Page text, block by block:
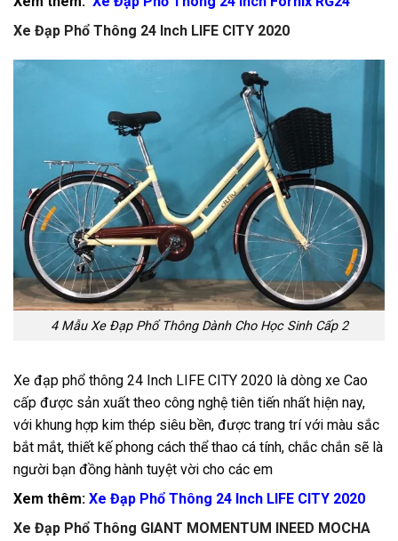
Xe Đạp Phổ Thông 24 Inch LIFE CITY 2020
4 Mẫu Xe Đạp Phổ Thông Dành Cho Học Sinh Cấp 2
Xe đạp phổ thông 24 Inch LIFE CITY 2020 là dòng xe Cao
cấp được sản xuất theo công nghệ tiên tiến nhất hiện nay,
với khung hợp kim thép siêu bền, được trang trí với màu sắc
bắt mắt, thiết kế phong cách thể thao cá tính, chắc chắn sẽ là
người bạn đồng hành tuyệt vời cho các em
Xem thêm: Xe Đạp Phổ Thông 24 Inch LIFE CITY 2020
Xe Đạp Phổ Thông GIANT MOMENTUM INEED MOCHA